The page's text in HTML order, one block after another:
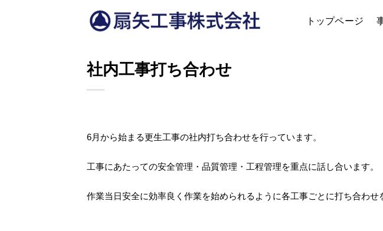
トップページ
社内工事打ち合わせ
6月から始まる更生工事の社内打ち合わせを行っています。
工事にあたっての安全管理・品質管理・工程管理を重点に話し合います。
作業当日安全に効率良く作業を始められるように各工事ごとに打ち合わせ